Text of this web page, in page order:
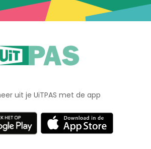
uit je UiTPAS met de app